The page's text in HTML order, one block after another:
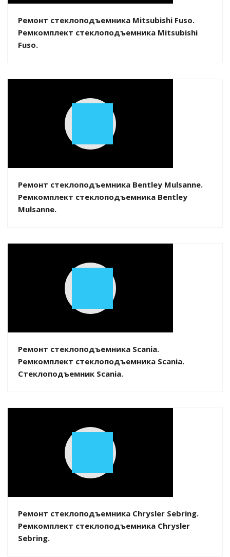
Ремонт стеклоподъемника Mitsubishi Fuso.
Ремкомплект стеклоподъемника Mitsubishi
Fuso.
Play
Ремонт стеклоподъемника Bentley Mulsanne.
Ремкомплект стеклоподъемника Bentley
Mulsanne.
Play
Ремонт стеклоподъемника Scania.
Ремкомплект стеклоподъемника Scania.
Стеклоподъемник Scania.
Play
Ремонт стеклоподъемника Chrysler Sebring.
Ремкомплект стеклоподъемника Chrysler
Sebring.